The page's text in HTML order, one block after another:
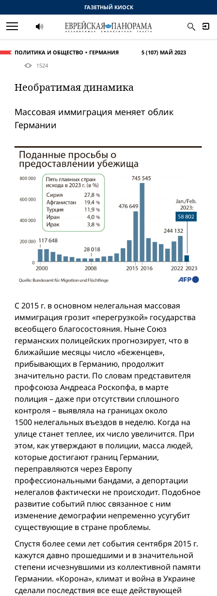
ПОЛИТИКА И ОБЩЕСТВО ГЕРМАНИЯ
5 (107) МАЙ 2023
1524
Необратимая динамика
Массовая иммиграция меняет облик
Германии
С 2015 г. в основном нелегальная массовая
иммиграция грозит «перегрузкой» государства
всеобщего благосостояния. Ныне Союз
германских полицейских прогнозирует, что в
ближайшие месяцы число «беженцев»,
прибывающих в Германию, продолжит
значительно расти. По словам представителя
профсоюза Андреаса Роскопфа, в марте
полиция – даже при отсутствии сплошного
контроля – выявляла на границах около
1500 нелегальных въездов в неделю. Когда на
улице станет теплее, их число увеличится. При
этом, как утверждают в полиции, масса людей,
которые достигают границ Германии,
переправляются через Европу
профессиональными бандами, а депортации
нелегалов фактически не происходит. Подобное
развитие событий плюс связанное с ним
изменение демографии непременно усугубит
существующие в стране проблемы.
Cпустя более семи лет события сентября 2015 г.
кажутся давно прошедшими и в значительной
степени исчезнувшими из коллективной памяти
Германии. «Корона», климат и вой­на в Украине
сделали последствия все еще действующей
ГАЗЕТНЫЙ КИОСК